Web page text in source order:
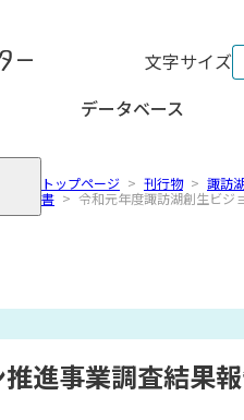
文字サイズ
データベース
トップページ > 刊行物 > 諏訪
書 > 令和元年度諏訪湖創生ビジ
進事業調査結果